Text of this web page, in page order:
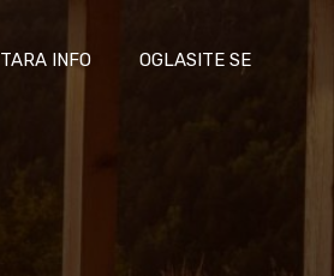
TARA INFO OGLASITE SE